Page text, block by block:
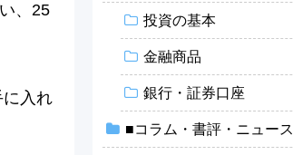
、25
入れ
投資の基本
金融商品
銀行・証券口座
■コラム・書評・ニュース